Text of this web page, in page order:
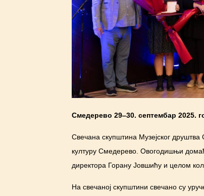
Смедерево 29‒30. септембар 2025.
Свечана скупштина Музејског
културу Смедерево. Овогодишњи
директора Горану Јовшићу и целом
На свечаној скупштини свечано су